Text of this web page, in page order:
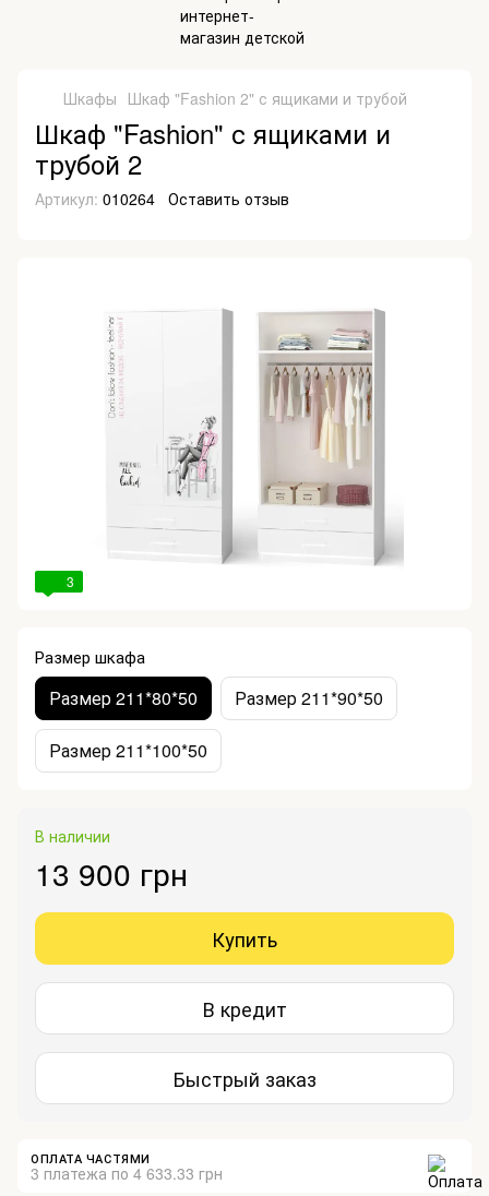
Шкафы Шкаф "Fashion 2" с ящиками и трубой
Шкаф "Fashion" с ящиками и
трубой 2
Артикул: 010264 Оставить отзыв
3
Размер шкафа
Размер 211*80*50 Размер 211*90*50
Размер 211*100*50
В наличии
13 900 грн
Купить
В кредит
Быстрый заказ
ОПЛАТА ЧАСТЯМИ
3 платежа по 4 633.33 грн